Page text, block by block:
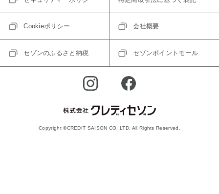
Cookieポリシー 会社概要
セゾンのふるさと納税 セゾンポイントモール
Copyright ©CREDIT SAISON CO.,LTD. All Rights Reserved.